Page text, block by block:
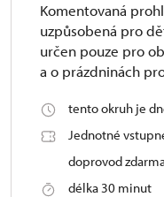
Komentovaná
uzpůsobená pro
určen pouze pro
a o prázdninách
tento okruh je
Jednotné
doprovod
délka 30 minut